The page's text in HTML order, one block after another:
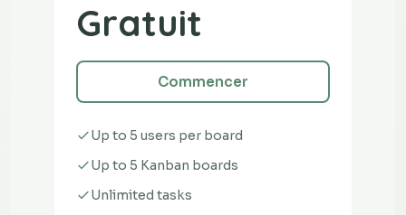
Gratuit
Commencer
Up to 5 users per board
Up to 5 Kanban boards
Unlimited tasks